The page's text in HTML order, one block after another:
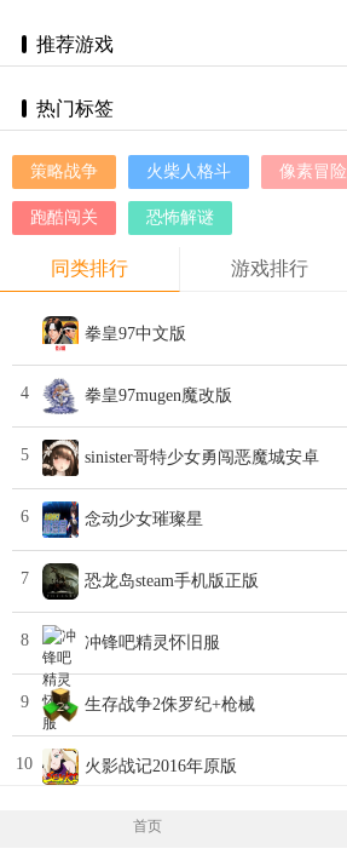
推荐游戏
热门标签
策略战争 火柴人格斗 像素冒险
跑酷闯关 恐怖解谜
同类排行 游戏排行
拳皇97中文版
4 拳皇97mugen魔改版
5 sinister哥特少女勇闯恶魔城安卓
6 念动少女璀璨星
7 恐龙岛steam手机版正版
8 冲锋吧精灵怀旧服
9 生存战争2侏罗纪+枪械
10 火影战记2016年原版
首页